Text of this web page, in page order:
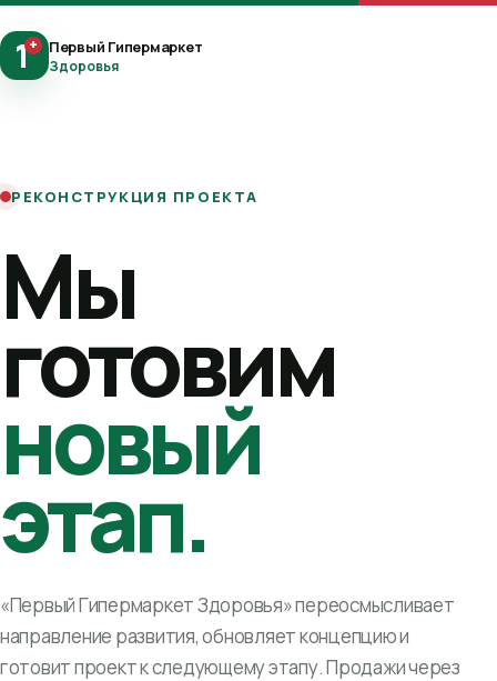
1+ Первый Гипермаркет
Здоровья
РЕКОНСТРУКЦИЯ ПРОЕКТА
Мы
готовим
новый
этап.
«Первый Гипермаркет Здоровья» переосмысливает
направление развития, обновляет концепцию и
готовит проект к следующему этапу. Продажи через